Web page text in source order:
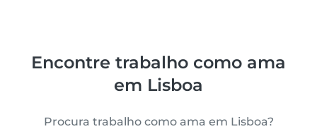
Encontre trabalho como ama
em Lisboa
Procura trabalho como ama em Lisboa?